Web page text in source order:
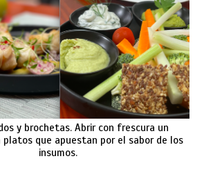
y brochetas. Abrir con frescura un
platos que apuestan por el sabor de los
insumos.